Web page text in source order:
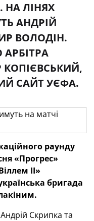
ЛІНЯХ
АНДРІЙ
ВОЛОДІН.
АРБІТРА
САЙТ УЄФА.
раунду
«Прогрес»
II»
бригада
Скрипка та